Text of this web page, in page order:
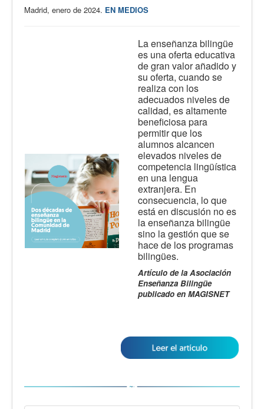
Madrid, enero de 2024. EN MEDIOS
La enseñanza bilingüe
es una oferta educativa
de gran valor añadido y
su oferta, cuando se
realiza con los
adecuados niveles de
calidad, es altamente
beneficiosa para
permitir que los
alumnos alcancen
elevados niveles de
competencia lingüística
en una lengua
extranjera. En
consecuencia, lo que
está en discusión no es
la enseñanza bilingüe
sino la gestión que se
hace de los programas
bilingües.
Artículo de la Asociación
Enseñanza Bilingüe
publicado en MAGISNET